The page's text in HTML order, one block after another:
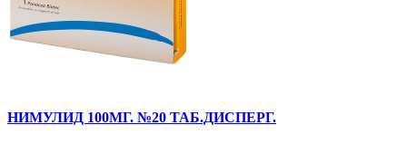
НИМУЛИД 100МГ. №20 ТАБ.ДИСПЕРГ.